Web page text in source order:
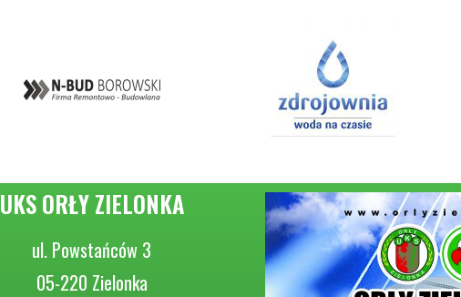
UKS ORŁY ZIELONKA
ul. Powstańców 3
05-220 Zielonka